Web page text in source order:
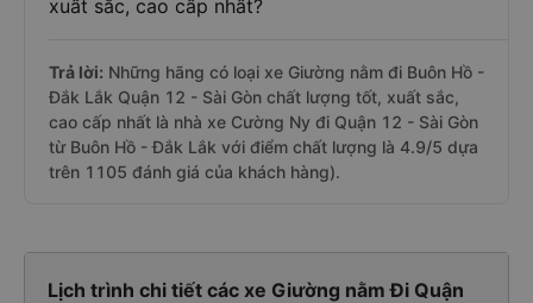
xuất sắc, cao cấp nhất?
Trả lời: Những hãng có loại xe Giường nằm đi Buôn Hồ -
Đắk Lắk Quận 12 - Sài Gòn chất lượng tốt, xuất sắc,
cao cấp nhất là nhà xe Cường Ny đi Quận 12 - Sài Gòn
từ Buôn Hồ - Đắk Lắk với điểm chất lượng là 4.9/5 dựa
trên 1105 đánh giá của khách hàng).
Lịch trình chi tiết các xe Giường nằm Đi Quận